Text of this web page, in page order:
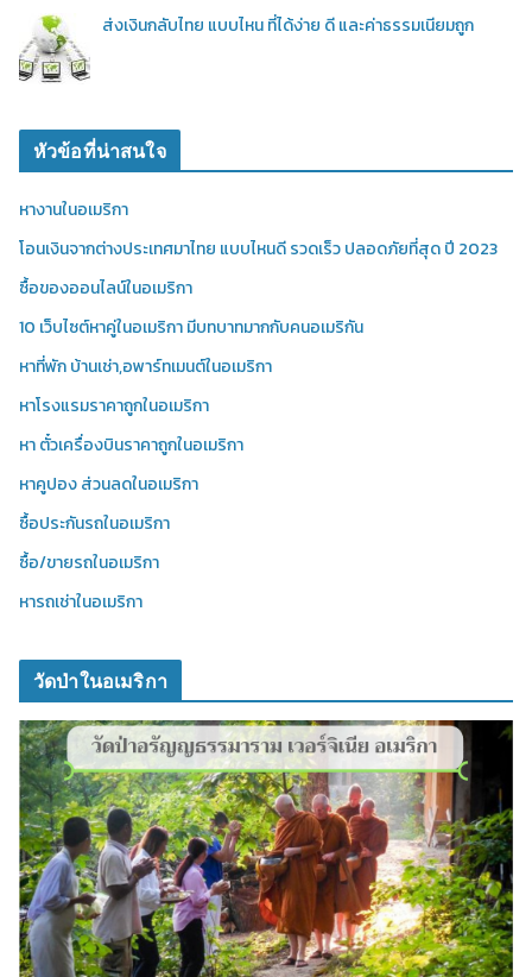
ส่งเงินกลับไทย แบบไหน ที่ได้ง่าย ดี และค่าธรรมเนียมถูก
หัวข้อที่น่าสนใจ
หางานในอเมริกา
โอนเงินจากต่างประเทศมาไทย แบบไหนดี รวดเร็ว ปลอดภัยที่สุด ปี 2023
ซื้อของออนไลน์ในอเมริกา
10 เว็บไซต์หาคู่ในอเมริกา มีบทบาทมากกับคนอเมริกัน
หาที่พัก บ้านเช่า,อพาร์ทเมนต์ในอเมริกา
หาโรงแรมราคาถูกในอเมริกา
หา ตั๋วเครื่องบินราคาถูกในอเมริกา
หาคูปอง ส่วนลดในอเมริกา
ซื้อประกันรถในอเมริกา
ซื้อ/ขายรถในอเมริกา
หารถเช่าในอเมริกา
วัดป่าในอเมริกา